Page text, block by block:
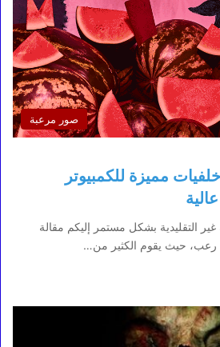
صور مرعبة
مميزة للكمبيوتر
التقليدية بشكل مستمر إليكم مقالة
حيث يقوم الكثير من…